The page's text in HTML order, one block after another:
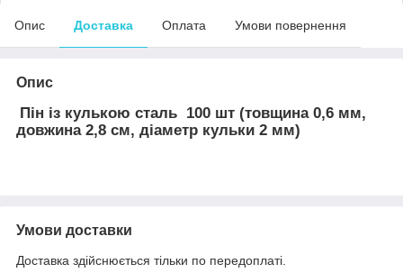
Опис Доставка Оплата Умови повернення
Опис
Пін із кулькою сталь 100 шт (товщина 0,6 мм,
довжина 2,8 см, діаметр кульки 2 мм)
Умови доставки
Доставка здійснюється тільки по передоплаті.